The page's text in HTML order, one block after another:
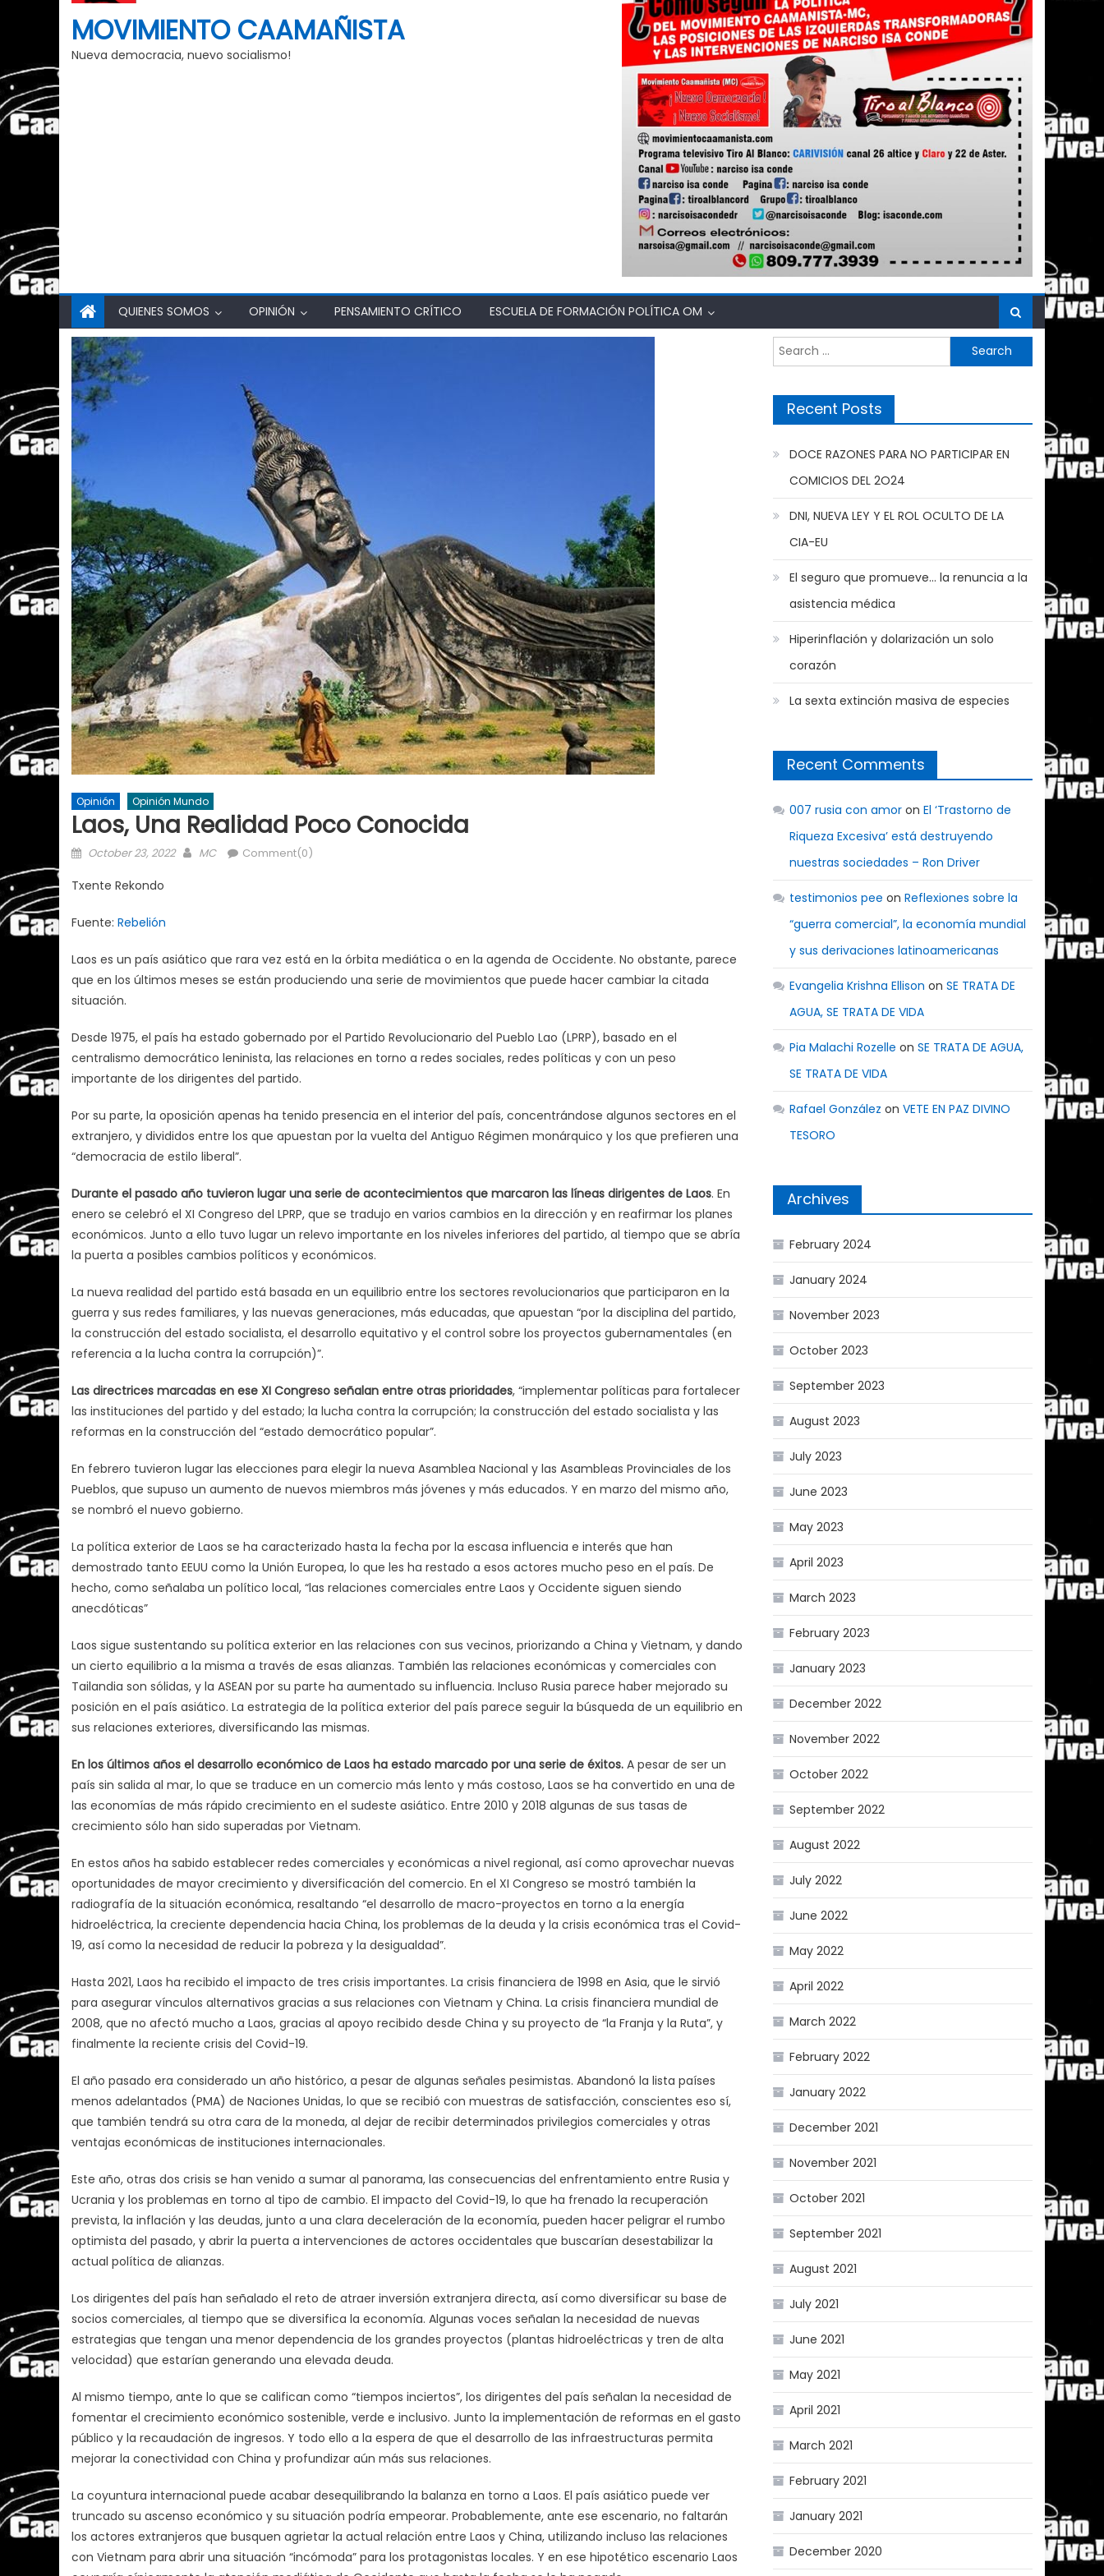
MOVIMIENTO CAAMAÑISTA
Nueva democracia, nuevo socialismo!
QUIENES SOMOS OPINIÓN PENSAMIENTO CRÍTICO ESCUELA DE FORMACIÓN POLÍTICA OM
Opinión Opinión Mundo
Laos, Una Realidad Poco Conocida
Posted
October 23, 2022 Author
MC Comment(0)
Txente Rekondo
Fuente: Rebelión
Laos es un país asiático que rara vez está en la órbita mediática o en la agenda de Occidente. No obstante, parece
que en los últimos meses se están produciendo una serie de movimientos que puede hacer cambiar la citada
situación.
Desde 1975, el país ha estado gobernado por el Partido Revolucionario del Pueblo Lao (LPRP), basado en el
centralismo democrático leninista, las relaciones en torno a redes sociales, redes políticas y con un peso
importante de los dirigentes del partido.
Por su parte, la oposición apenas ha tenido presencia en el interior del país, concentrándose algunos sectores en el
extranjero, y divididos entre los que apuestan por la vuelta del Antiguo Régimen monárquico y los que prefieren una
“democracia de estilo liberal”.
Durante el pasado año tuvieron lugar una serie de acontecimientos que marcaron las líneas dirigentes de Laos. En
enero se celebró el XI Congreso del LPRP, que se tradujo en varios cambios en la dirección y en reafirmar los planes
económicos. Junto a ello tuvo lugar un relevo importante en los niveles inferiores del partido, al tiempo que se abría
la puerta a posibles cambios políticos y económicos.
La nueva realidad del partido está basada en un equilibrio entre los sectores revolucionarios que participaron en la
guerra y sus redes familiares, y las nuevas generaciones, más educadas, que apuestan “por la disciplina del partido,
la construcción del estado socialista, el desarrollo equitativo y el control sobre los proyectos gubernamentales (en
referencia a la lucha contra la corrupción)”.
Las directrices marcadas en ese XI Congreso señalan entre otras prioridades, “implementar políticas para fortalecer
las instituciones del partido y del estado; la lucha contra la corrupción; la construcción del estado socialista y las
reformas en la construcción del “estado democrático popular”.
En febrero tuvieron lugar las elecciones para elegir la nueva Asamblea Nacional y las Asambleas Provinciales de los
Pueblos, que supuso un aumento de nuevos miembros más jóvenes y más educados. Y en marzo del mismo año,
se nombró el nuevo gobierno.
La política exterior de Laos se ha caracterizado hasta la fecha por la escasa influencia e interés que han
demostrado tanto EEUU como la Unión Europea, lo que les ha restado a esos actores mucho peso en el país. De
hecho, como señalaba un político local, “las relaciones comerciales entre Laos y Occidente siguen siendo
anecdóticas”
Laos sigue sustentando su política exterior en las relaciones con sus vecinos, priorizando a China y Vietnam, y dando
un cierto equilibrio a la misma a través de esas alianzas. También las relaciones económicas y comerciales con
Tailandia son sólidas, y la ASEAN por su parte ha aumentado su influencia. Incluso Rusia parece haber mejorado su
posición en el país asiático. La estrategia de la política exterior del país parece seguir la búsqueda de un equilibrio en
sus relaciones exteriores, diversificando las mismas.
En los últimos años el desarrollo económico de Laos ha estado marcado por una serie de éxitos. A pesar de ser un
país sin salida al mar, lo que se traduce en un comercio más lento y más costoso, Laos se ha convertido en una de
las economías de más rápido crecimiento en el sudeste asiático. Entre 2010 y 2018 algunas de sus tasas de
crecimiento sólo han sido superadas por Vietnam.
En estos años ha sabido establecer redes comerciales y económicas a nivel regional, así como aprovechar nuevas
oportunidades de mayor crecimiento y diversificación del comercio. En el XI Congreso se mostró también la
radiografía de la situación económica, resaltando “el desarrollo de macro-proyectos en torno a la energía
hidroeléctrica, la creciente dependencia hacia China, los problemas de la deuda y la crisis económica tras el Covid-
19, así como la necesidad de reducir la pobreza y la desigualdad”.
Hasta 2021, Laos ha recibido el impacto de tres crisis importantes. La crisis financiera de 1998 en Asia, que le sirvió
para asegurar vínculos alternativos gracias a sus relaciones con Vietnam y China. La crisis financiera mundial de
2008, que no afectó mucho a Laos, gracias al apoyo recibido desde China y su proyecto de “la Franja y la Ruta”, y
finalmente la reciente crisis del Covid-19.
El año pasado era considerado un año histórico, a pesar de algunas señales pesimistas. Abandonó la lista países
menos adelantados (PMA) de Naciones Unidas, lo que se recibió con muestras de satisfacción, conscientes eso sí,
que también tendrá su otra cara de la moneda, al dejar de recibir determinados privilegios comerciales y otras
ventajas económicas de instituciones internacionales.
Este año, otras dos crisis se han venido a sumar al panorama, las consecuencias del enfrentamiento entre Rusia y
Ucrania y los problemas en torno al tipo de cambio. El impacto del Covid-19, lo que ha frenado la recuperación
prevista, la inflación y las deudas, junto a una clara deceleración de la economía, pueden hacer peligrar el rumbo
optimista del pasado, y abrir la puerta a intervenciones de actores occidentales que buscarían desestabilizar la
actual política de alianzas.
Los dirigentes del país han señalado el reto de atraer inversión extranjera directa, así como diversificar su base de
socios comerciales, al tiempo que se diversifica la economía. Algunas voces señalan la necesidad de nuevas
estrategias que tengan una menor dependencia de los grandes proyectos (plantas hidroeléctricas y tren de alta
velocidad) que estarían generando una elevada deuda.
Al mismo tiempo, ante lo que se califican como “tiempos inciertos”, los dirigentes del país señalan la necesidad de
fomentar el crecimiento económico sostenible, verde e inclusivo. Junto la implementación de reformas en el gasto
público y la recaudación de ingresos. Y todo ello a la espera de que el desarrollo de las infraestructuras permita
mejorar la conectividad con China y profundizar aún más sus relaciones.
La coyuntura internacional puede acabar desequilibrando la balanza en torno a Laos. El país asiático puede ver
truncado su ascenso económico y su situación podría empeorar. Probablemente, ante ese escenario, no faltarán
los actores extranjeros que busquen agrietar la actual relación entre Laos y China, utilizando incluso las relaciones
con Vietnam para abrir una situación “incómoda” para los protagonistas locales. Y en ese hipotético escenario Laos
Search
for:
Recent Posts
DOCE RAZONES PARA NO PARTICIPAR EN
COMICIOS DEL 2O24
DNI, NUEVA LEY Y EL ROL OCULTO DE LA
CIA-EU
El seguro que promueve… la renuncia a la
asistencia médica
Hiperinflación y dolarización un solo
corazón
La sexta extinción masiva de especies
Recent Comments
007 rusia con amor onEl ‘Trastorno de
Riqueza Excesiva’ está destruyendo
nuestras sociedades – Ron Driver
testimonios pee onReflexiones sobre la
“guerra comercial”, la economía mundial
y sus derivaciones latinoamericanas
Evangelia Krishna Ellison onSE TRATA DE
AGUA, SE TRATA DE VIDA
Pia Malachi Rozelle onSE TRATA DE AGUA,
SE TRATA DE VIDA
Rafael González onVETE EN PAZ DIVINO
TESORO
Archives
February 2024
January 2024
November 2023
October 2023
September 2023
August 2023
July 2023
June 2023
May 2023
April 2023
March 2023
February 2023
January 2023
December 2022
November 2022
October 2022
September 2022
August 2022
July 2022
June 2022
May 2022
April 2022
March 2022
February 2022
January 2022
December 2021
November 2021
October 2021
September 2021
August 2021
July 2021
June 2021
May 2021
April 2021
March 2021
February 2021
January 2021
December 2020